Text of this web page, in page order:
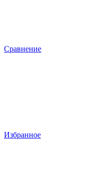
Сравнение
Избранное